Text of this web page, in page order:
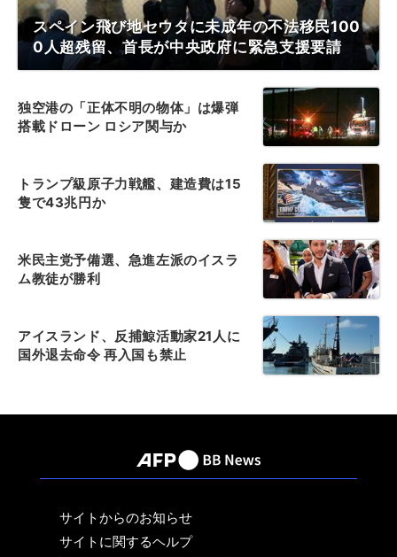
スペイン飛び地セウタに未成年の不法移民100
0人超残留、首長が中央政府に緊急支援要請
独空港の「正体不明の物体」は爆弾
搭載ドローン ロシア関与か
トランプ級原子力戦艦、建造費は15
隻で43兆円か
米民主党予備選、急進左派のイスラ
ム教徒が勝利
アイスランド、反捕鯨活動家21人に
国外退去命令 再入国も禁止
サイトからのお知らせ
サイトに関するヘルプ